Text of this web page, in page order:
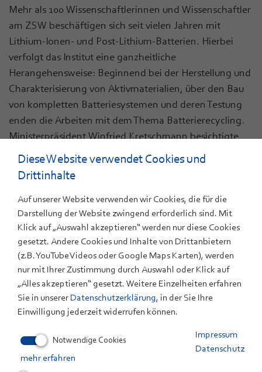
Mehr als 100 Wissenschaftlerinnen und Wissenschaftler
am ZSW beschäftigen sich seit vielen Jahren mit
Lithium-Ionen- und Post-Lithium-Batterien. Hierbei
verfolgt das Institut eine ganzheitliche
Herangehensweise: Beginnend bei der Herstellung und
Charakterisierung von Aktivmaterialien, über den Bau
von kompletten Batteriesystemen und deren Testung
enden die Arbeiten mit dem Thema Batterierecycling.
Ministerpräsident Winfried Kretschmann besichtigte
die seit 2013 betriebene und im Jahr 2022 erweiterte,
Produktion von großen Lithiumionenzellen, wie sie
heute in Elektrofahrzeugen verbaut werden.
Eine weitere Station der Besichtigung war die Baustelle
für das neue Technikum „Powder-Up“. In den nächsten
zwölf Monaten errichtet das ZSW einen Neubau für
eine Pilotanlage zur Herstellung von
Kathodenmaterialien für Lithium-Ionen-Batterien in
Materialchargen von 100 Kilogramm. Solche Mengen
sind erforderlich, um große Batteriezellen für
Elektroautos oder stationäre Speicher überhaupt erst
herstellen zu können. Die Anlagen decken die
komplette Produktionskette ab, ermöglichen aber auch
Diese Website verwendet Cookies und
Drittinhalte
Auf unserer Website verwenden wir Cookies, die für die
Darstellung der Website zwingend erforderlich sind. Mit
Klick auf „Auswahl akzeptieren“ werden nur diese Cookies
gesetzt. Andere Cookies und Inhalte von Drittanbietern
(z.B. YouTube Videos oder Google Maps Karten), werden
nur mit Ihrer Zustimmung durch Auswahl oder Klick auf
„Alles akzeptieren“ gesetzt. Weitere Einzelheiten erfahren
Sie in unserer Datenschutzerklärung, in der Sie Ihre
Einwilligung jederzeit widerrufen können.
Impressum
Datenschutz
Notwendige Cookies
mehr erfahren